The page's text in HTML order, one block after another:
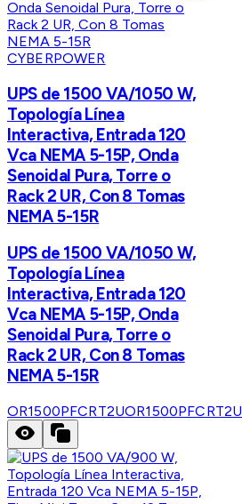
CYBERPOWER
UPS de 1500 VA/1050 W,
Topología Línea
Interactiva, Entrada 120
Vca NEMA 5-15P, Onda
Senoidal Pura, Torre o
Rack 2 UR, Con 8 Tomas
NEMA 5-15R
UPS de 1500 VA/1050 W,
Topología Línea
Interactiva, Entrada 120
Vca NEMA 5-15P, Onda
Senoidal Pura, Torre o
Rack 2 UR, Con 8 Tomas
NEMA 5-15R
OR1500PFCRT2UOR1500PFCRT2U